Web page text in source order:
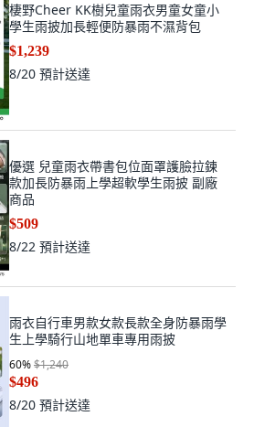
棲野Cheer KK樹兒童雨衣男童女童小
學生雨披加長輕便防暴雨不濕背包
$1,239
8/20 預計送達
優選 兒童雨衣帶書包位面罩護臉拉鍊
款加長防暴雨上學超軟學生雨披 副廠
商品
$509
8/22 預計送達
雨衣自行車男款女款長款全身防暴雨學
生上學騎行山地單車專用雨披
60%$1,240
$496
8/20 預計送達